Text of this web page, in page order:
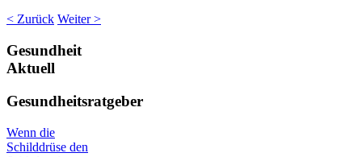
< Zurück Weiter >
Gesundheit
Aktuell
Gesundheitsratgeber
Wenn die
Schilddrüse den